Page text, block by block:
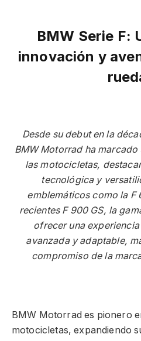
BMW Serie F:
innovación y
Desde su debut en la
BMW Motorrad ha
las motocicletas,
tecnológica y
emblemáticos como la F
recientes F 900 GS, la
ofrecer una
avanzada y adaptable,
compromiso de la
BMW Motorrad es pionero
motocicletas, expandiendo